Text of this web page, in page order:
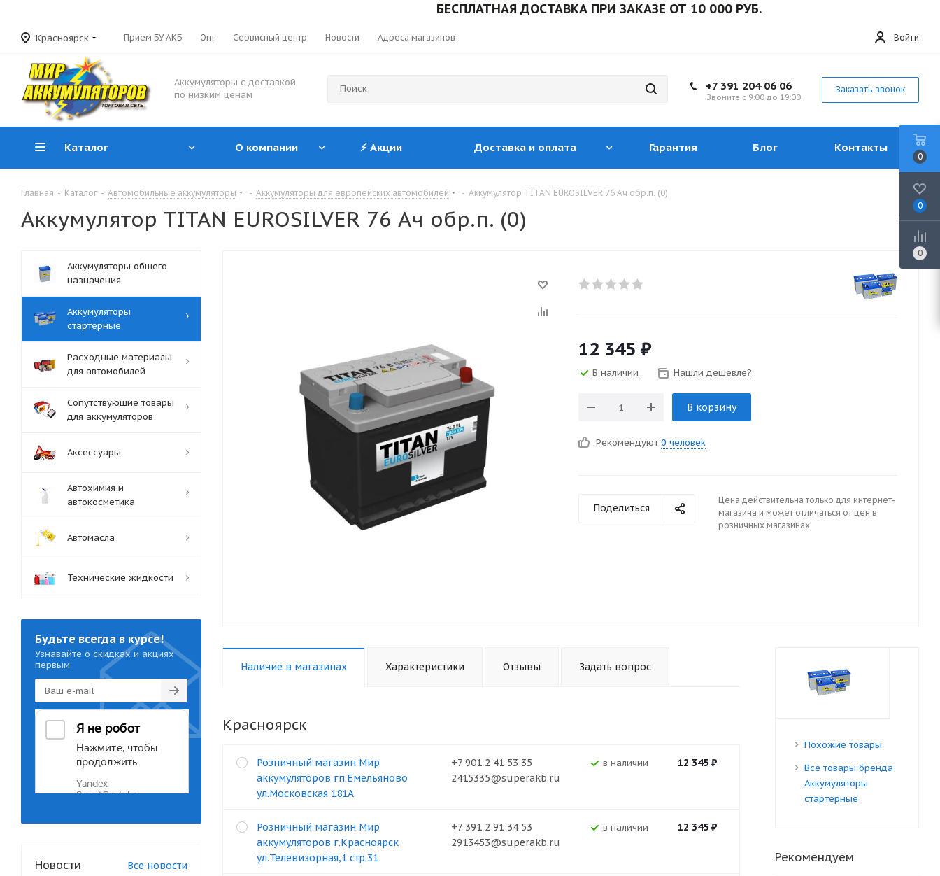
БЕСПЛАТНАЯ ДОСТАВКА ПРИ ЗАКАЗЕ ОТ 10 000 РУБ.
Красноярск Прием БУ АКБ Опт Сервисный центр Новости Адреса магазинов Войти
Аккумуляторы с доставкой
по низким ценам
+7 391 204 06 06
Звоните с 9:00 до 19:00
Заказать звонок
Каталог О компании ⚡ Акции Доставка и оплата Гарантия Блог Контакты
Главная - Каталог - Автомобильные аккумуляторы - Аккумуляторы для европейских автомобилей - Аккумулятор TITAN EUROSILVER 76 Ач обр.п. (0)
Аккумулятор TITAN EUROSILVER 76 Ач обр.п. (0)
12 345 ₽
В наличии Нашли дешевле?
В корзину
Рекомендуют 0 человек
Поделиться
Цена действительна только для интернет-
магазина и может отличаться от цен в
розничных магазинах
Наличие в магазинах Характеристики Отзывы Задать вопрос
Красноярск
+7 901 2 41 53 35
2415335@superakb.ru
В наличии 12 345₽
Розничный магазин Мир
аккумуляторов гп.Емельяново
ул.Московская 181А
+7 391 2 91 34 53
2913453@superakb.ru
В наличии 12 345₽
Розничный магазин Мир
аккумуляторов г.Красноярск
ул.Телевизорная,1 стр.31
Похожие товары
Все товары бренда
Аккумуляторы
стартерные
Рекомендуем
Аккумуляторы общего
назначения
Аккумуляторы
стартерные
Расходные материалы
для автомобилей
Сопутствующие товары
для аккумуляторов
Аксессуары
Автохимия и
автокосметика
Автомасла
Технические жидкости
Будьте всегда в курсе!
Узнавайте о скидках и акциях
первым
Новости Все новости
0
0
0